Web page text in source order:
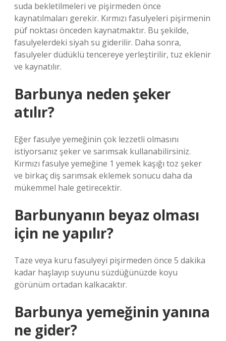
suda bekletilmeleri ve pişirmeden önce
kaynatılmaları gerekir. Kırmızı fasulyeleri pişirmenin
püf noktası önceden kaynatmaktır. Bu şekilde,
fasulyelerdeki siyah su giderilir. Daha sonra,
fasulyeler düdüklü tencereye yerleştirilir, tuz eklenir
ve kaynatılır.
Barbunya neden şeker
atılır?
Eğer fasulye yemeğinin çok lezzetli olmasını
istiyorsanız şeker ve sarımsak kullanabilirsiniz.
Kırmızı fasulye yemeğine 1 yemek kaşığı toz şeker
ve birkaç diş sarımsak eklemek sonucu daha da
mükemmel hale getirecektir.
Barbunyanın beyaz olması
için ne yapılır?
Taze veya kuru fasulyeyi pişirmeden önce 5 dakika
kadar haşlayıp suyunu süzdüğünüzde koyu
görünüm ortadan kalkacaktır.
Barbunya yemeğinin yanına
ne gider?